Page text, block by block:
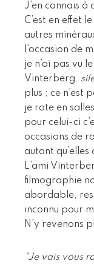
J’en connais
C’est en effet
autres
l’occasion de
je n’ai pas vu le
Vinterberg.
plus ; ce n’est
je rate en
pour celui-ci
occasions de
autant
L’ami
filmographie
abordable,
inconnu pour
N’y revenons
"Je vais vous